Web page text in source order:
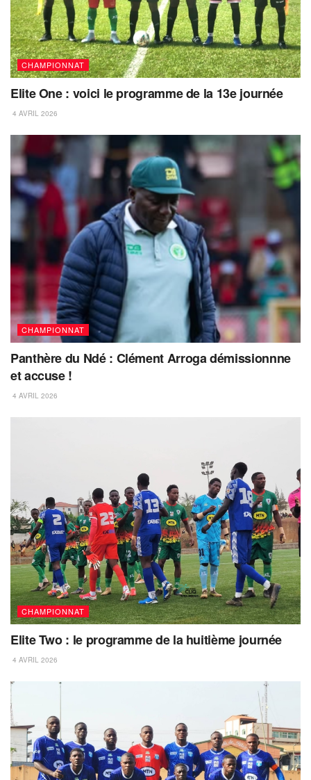
CHAMPIONNAT
Elite One : voici le programme de la 13e journée
4 AVRIL 2026
CHAMPIONNAT
Panthère du Ndé : Clément Arroga démissionnne
et accuse !
4 AVRIL 2026
CHAMPIONNAT
Elite Two : le programme de la huitième journée
4 AVRIL 2026